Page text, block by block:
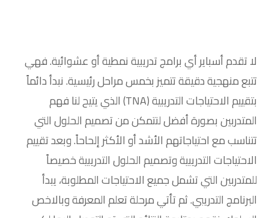
لا تقدم أسباير أي برامج تدريبية نمطية أو عشوائية. فهي
تتبع منهجية دقيقة تتميز بخمس مراحل رئيسية. نبدأ دائماً
بتقييم الاحتياجات التدريبية (TNA) الذي يتيح لنا فهم
المتدربين بصورة أفضل لنتمكن من تصميم الحلول التي
تتناسب مع احتياجاتهم الأشد أو الأكثر إلحاحاً. وبعد تقييم
الاحتياجات التدريبية وتصميم الحلول التدريبية خصيصاً
للمتدربين التي تشمل جميع الاحتياجات المطلوبة، يبدأ
البرنامج التدريبي. ثم تأتي مرحلة تعلم المعرفة وبالاخص